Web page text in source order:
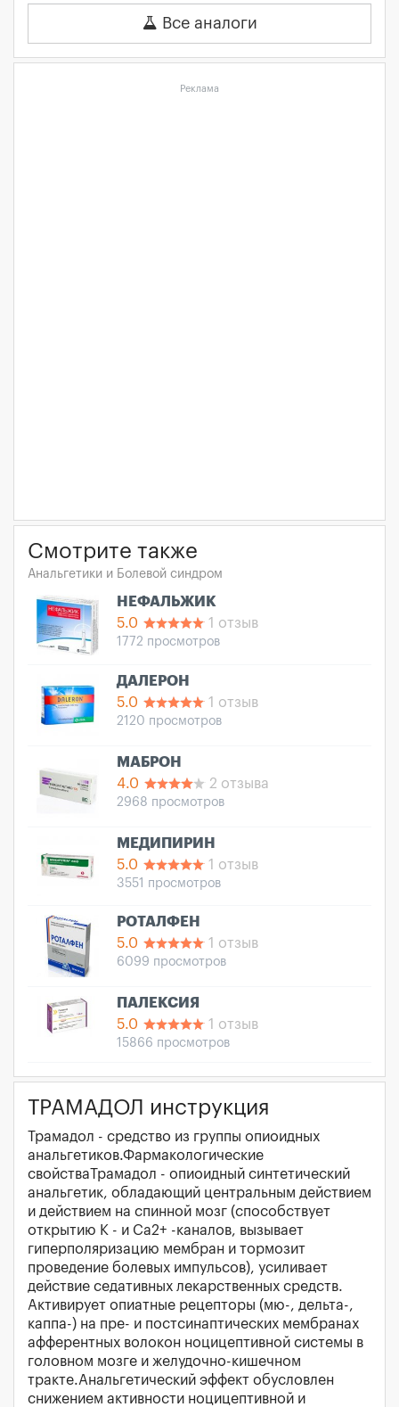
Все аналоги
Реклама
Смотрите также
Анальгетики и Болевой синдром
НЕФАЛЬЖИК
5.0
1 отзыв
1772 просмотров
ДАЛЕРОН
5.0
1 отзыв
2120 просмотров
МАБРОН
4.0
2 отзыва
2968 просмотров
МЕДИПИРИН
5.0
1 отзыв
3551 просмотров
РОТАЛФЕН
5.0
1 отзыв
6099 просмотров
ПАЛЕКСИЯ
5.0
1 отзыв
15866 просмотров
ТРАМАДОЛ инструкция
Трамадол - средство из группы опиоидных
анальгетиков.Фармакологические
свойстваТрамадол - опиоидный синтетический
анальгетик, обладающий центральным действием
и действием на спинной мозг (способствует
открытию К - и Са2+ -каналов, вызывает
гиперполяризацию мембран и тормозит
проведение болевых импульсов), усиливает
действие седативных лекарственных средств.
Активирует опиатные рецепторы (мю-, дельта-,
каппа-) на пре- и постсинаптических мембранах
афферентных волокон ноцицептивной системы в
головном мозге и желудочно-кишечном
тракте.Анальгетический эффект обусловлен
снижением активности ноцицептивной и